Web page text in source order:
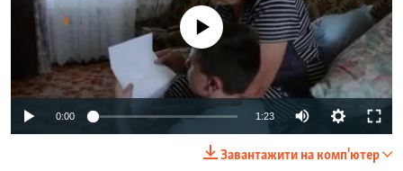
No media source currently available
0:00 1:23
Завантажити на комп'ютер